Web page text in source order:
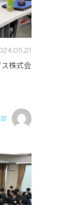
株式会